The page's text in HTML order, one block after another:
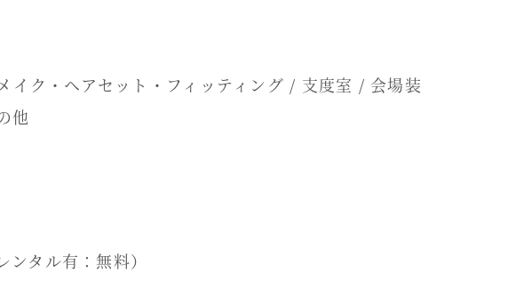
ク・ヘアセット・フィッティング / 支度室 / 会場装
他
タル有：無料）